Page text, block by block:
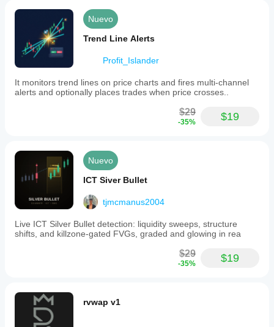
Nuevo
Trend Line Alerts
Profit_Islander
It monitors trend lines on price charts and fires multi-channel
alerts and optionally places trades when price crosses..
$29
-35% $19
Nuevo
ICT Siver Bullet
tjmcmanus2004
Live ICT Silver Bullet detection: liquidity sweeps, structure
shifts, and killzone-gated FVGs, graded and glowing in rea
$29
-35% $19
rvwap v1